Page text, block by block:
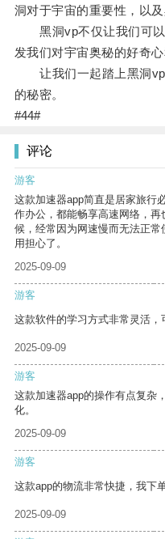
洞对于宇宙的重要性，以
黑洞vp不仅让我们可以
发我们对宇宙奥秘的好奇心
让我们一起踏上黑洞vp
的秘密。
#44#
评论
游客
这款加速器app简直是居家旅行
作办公，都能畅享高速网络，
候，经常因为网速慢而无法正
用担心了。
2025-09-09
游客
这款软件的学习方式非常灵活，
2025-09-09
游客
这款加速器app的操作有点复杂
化。
2025-09-09
游客
这款app的物流非常快捷，我下
2025-09-09